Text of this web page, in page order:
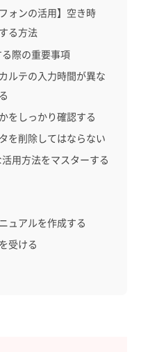
ォンの活用】空き時
る方法
際の重要事項
ルテの入力時間が異な
をしっかり確認する
を削除してはならない
用方法をマスターする
ュアルを作成する
受ける